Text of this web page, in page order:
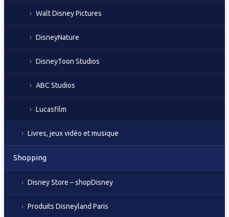
Walt Disney Pictures
DisneyNature
DisneyToon Studios
ABC Studios
Lucasfilm
Livres, jeux vidéo et musique
Shopping
Disney Store – shopDisney
Produits Disneyland Paris